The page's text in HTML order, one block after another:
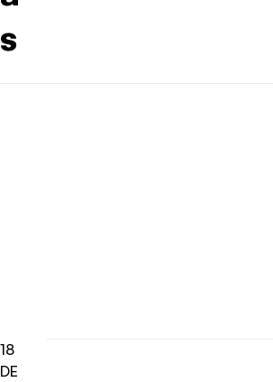
s
18
DE